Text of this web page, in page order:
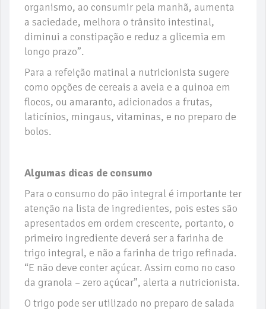
organismo, ao consumir pela manhã, aumenta
a saciedade, melhora o trânsito intestinal,
diminui a constipação e reduz a glicemia em
longo prazo”.
Para a refeição matinal a nutricionista sugere
como opções de cereais a aveia e a quinoa em
flocos, ou amaranto, adicionados a frutas,
laticínios, mingaus, vitaminas, e no preparo de
bolos.
Algumas dicas de consumo
Para o consumo do pão integral é importante ter
atenção na lista de ingredientes, pois estes são
apresentados em ordem crescente, portanto, o
primeiro ingrediente deverá ser a farinha de
trigo integral, e não a farinha de trigo refinada.
“E não deve conter açúcar. Assim como no caso
da granola – zero açúcar”, alerta a nutricionista.
O trigo pode ser utilizado no preparo de salada